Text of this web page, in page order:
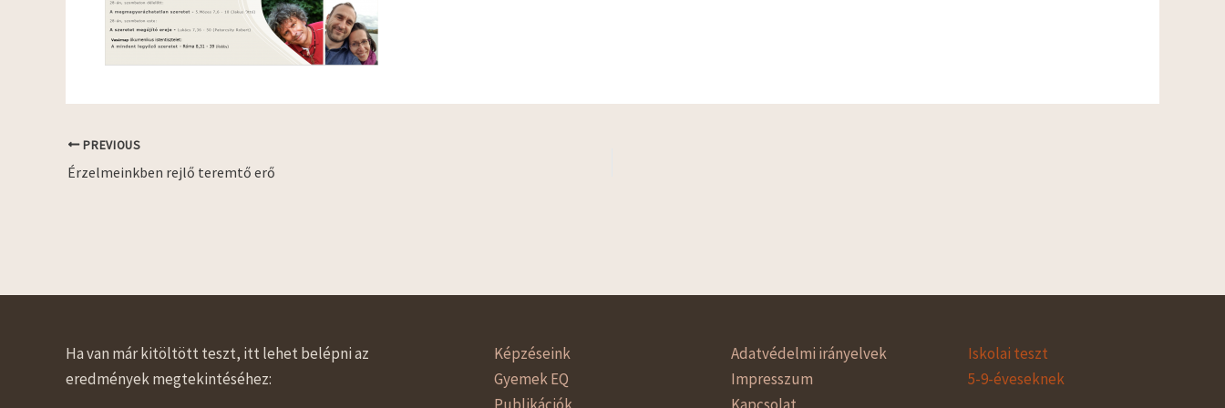
PREVIOUS
Érzelmeinkben rejlő teremtő erő
Ha van már kitöltött teszt, itt lehet belépni az
eredmények megtekintéséhez:
Képzéseink
Gyemek EQ
Adatvédelmi irányelvek
Impresszum
Iskolai teszt
5-9-éveseknek